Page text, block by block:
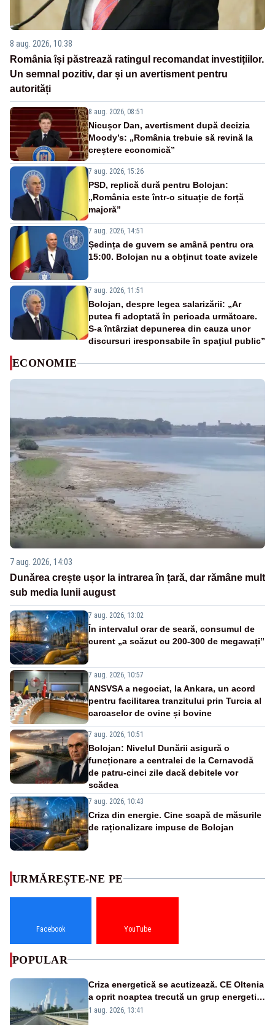
8 aug. 2026, 10:38
România își păstrează ratingul recomandat investițiilor.
Un semnal pozitiv, dar și un avertisment pentru
autorități
8 aug. 2026, 08:51
Nicușor Dan, avertisment după decizia
Moody’s: „România trebuie să revină la
creștere economică”
7 aug. 2026, 15:26
PSD, replică dură pentru Bolojan:
„România este într-o situație de forță
majoră”
7 aug. 2026, 14:51
Ședința de guvern se amână pentru ora
15:00. Bolojan nu a obținut toate avizele
7 aug. 2026, 11:51
Bolojan, despre legea salarizării: „Ar
putea fi adoptată în perioada următoare.
S-a întârziat depunerea din cauza unor
discursuri iresponsabile în spaţiul public”
ECONOMIE
7 aug. 2026, 14:03
Dunărea crește ușor la intrarea în țară, dar rămâne mult
sub media lunii august
7 aug. 2026, 13:02
În intervalul orar de seară, consumul de
curent „a scăzut cu 200-300 de megawați”
7 aug. 2026, 10:57
ANSVSA a negociat, la Ankara, un acord
pentru facilitarea tranzitului prin Turcia al
carcaselor de ovine și bovine
7 aug. 2026, 10:51
Bolojan: Nivelul Dunării asigură o
funcționare a centralei de la Cernavodă
de patru-cinci zile dacă debitele vor
scădea
7 aug. 2026, 10:43
Criza din energie. Cine scapă de măsurile
de raționalizare impuse de Bolojan
URMĂREȘTE-NE PE
Facebook YouTube
POPULAR
Criza energetică se acutizează. CE Oltenia
a oprit noaptea trecută un grup energetic
de la Rovinari
1 aug. 2026, 13:41